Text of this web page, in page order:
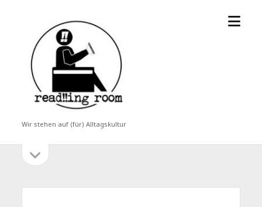
read!!ing
room
Wir stehen auf (für) Alltagskultur
Menü
Seitenleiste
öffnen